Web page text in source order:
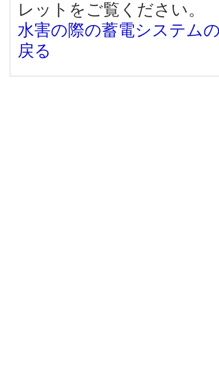
レットをご覧ください。
水害の際の蓄電システム
戻る